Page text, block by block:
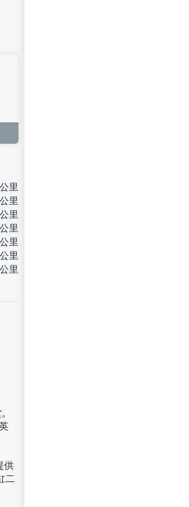
里
里
里
里
里
里
里
供
二